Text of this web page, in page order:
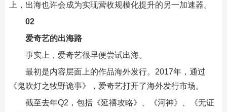
上，出海也许会成为实现营收规模化提升的另一加速器。
02
爱奇艺的出海路
事实上，爱奇艺很早便尝试出海。
最初是内容层面上的作品海外发行。2017年，通过
《鬼吹灯之牧野诡事》，爱奇艺打开了海外发行市场。
截至去年Q2，包括《延禧攻略》、《河神》、《无证